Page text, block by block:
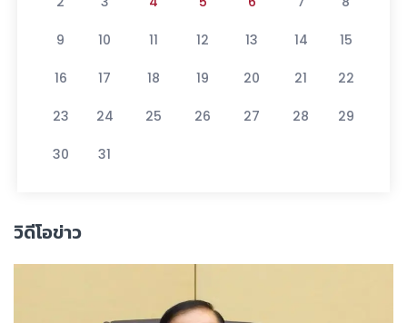
9 10 11 12 13 14 15
16 17 18 19 20 21 22
23 24 25 26 27 28 29
30 31
วิดีโอข่าว